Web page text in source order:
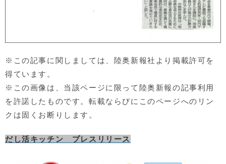
※この記事に関しましては、陸奥新報社より掲載許可を
得ています。
※この画像は、当該ページに限って陸奥新報の記事利用
を許諾したものです。転載ならびにこのページへのリン
クは固くお断りします。
だし活キッチン プレスリリース